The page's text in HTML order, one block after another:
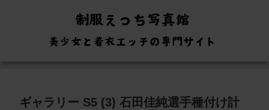
ギャラリー S5 (3) 石田佳純選手種付け計